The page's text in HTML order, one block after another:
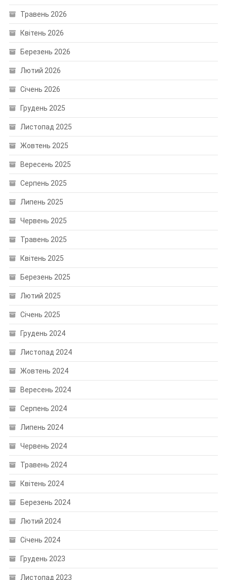
Травень 2026
Квітень 2026
Березень 2026
Лютий 2026
Січень 2026
Грудень 2025
Листопад 2025
Жовтень 2025
Вересень 2025
Серпень 2025
Липень 2025
Червень 2025
Травень 2025
Квітень 2025
Березень 2025
Лютий 2025
Січень 2025
Грудень 2024
Листопад 2024
Жовтень 2024
Вересень 2024
Серпень 2024
Липень 2024
Червень 2024
Травень 2024
Квітень 2024
Березень 2024
Лютий 2024
Січень 2024
Грудень 2023
Листопад 2023